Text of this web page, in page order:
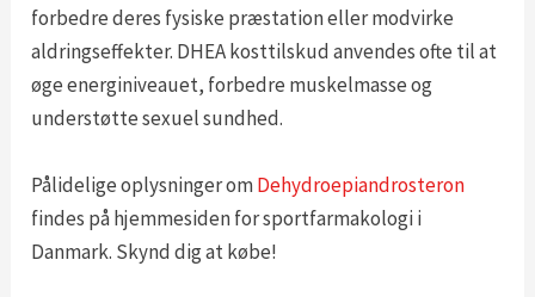
forbedre deres fysiske præstation eller modvirke
aldringseffekter. DHEA kosttilskud anvendes ofte til at
øge energiniveauet, forbedre muskelmasse og
understøtte sexuel sundhed.
Pålidelige oplysninger omDehydroepiandrosteron
findes på hjemmesiden for sportfarmakologi i
Danmark. Skynd dig at købe!